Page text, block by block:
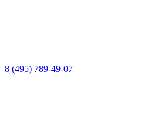
8 (495) 789-49-07